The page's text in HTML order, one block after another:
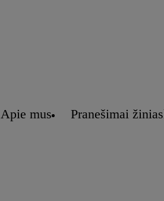
Apie mus Pranešimai